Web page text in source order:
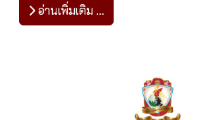
อ่านเพิ่มเติม …